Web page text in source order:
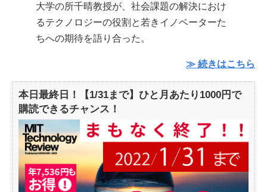
大学の所千晴教授が、社会課題の解決におけ
るテクノロジーの役割と若きイノベーターた
ちへの期待を語り合った。
≫ 続きはこちら
本日最終日！【1/31まで】ひと月あたり1000円で
購読できるチャンス！